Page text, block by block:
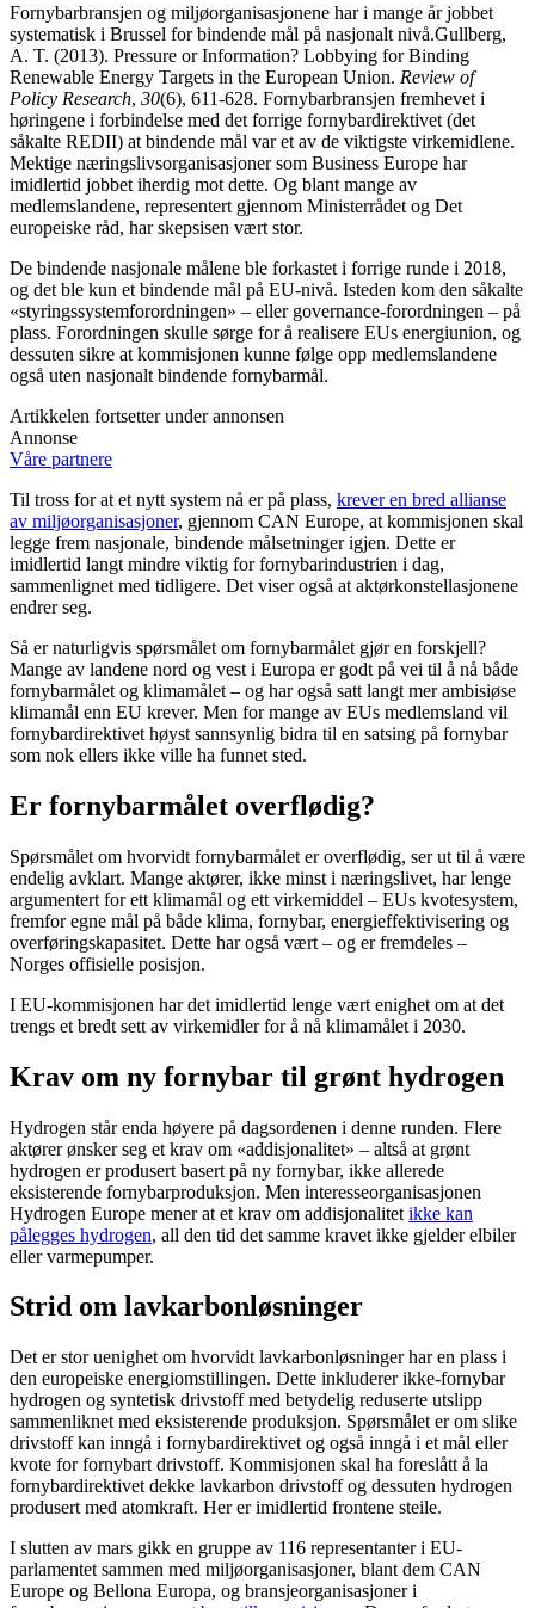
Fornybarbransjen og miljøorganisasjonene har i mange år jobbet
systematisk i Brussel for bindende mål på nasjonalt nivå.Gullberg,
A. T. (2013). Pressure or Information? Lobbying for Binding
Renewable Energy Targets in the European Union. Review of
Policy Research, 30(6), 611-628. Fornybarbransjen fremhevet i
høringene i forbindelse med det forrige fornybardirektivet (det
såkalte REDII) at bindende mål var et av de viktigste virkemidlene.
Mektige næringslivsorganisasjoner som Business Europe har
imidlertid jobbet iherdig mot dette. Og blant mange av
medlemslandene, representert gjennom Ministerrådet og Det
europeiske råd, har skepsisen vært stor.
De bindende nasjonale målene ble forkastet i forrige runde i 2018,
og det ble kun et bindende mål på EU-nivå. Isteden kom den såkalte
«styringssystemforordningen» – eller governance-forordningen – på
plass. Forordningen skulle sørge for å realisere EUs energiunion, og
dessuten sikre at kommisjonen kunne følge opp medlemslandene
også uten nasjonalt bindende fornybarmål.
Artikkelen fortsetter under annonsen
Annonse
Våre partnere
Til tross for at et nytt system nå er på plass, krever en bred allianse
av miljøorganisasjoner, gjennom CAN Europe, at kommisjonen skal
legge frem nasjonale, bindende målsetninger igjen. Dette er
imidlertid langt mindre viktig for fornybarindustrien i dag,
sammenlignet med tidligere. Det viser også at aktørkonstellasjonene
endrer seg.
Så er naturligvis spørsmålet om fornybarmålet gjør en forskjell?
Mange av landene nord og vest i Europa er godt på vei til å nå både
fornybarmålet og klimamålet – og har også satt langt mer ambisiøse
klimamål enn EU krever. Men for mange av EUs medlemsland vil
fornybardirektivet høyst sannsynlig bidra til en satsing på fornybar
som nok ellers ikke ville ha funnet sted.
Er fornybarmålet overflødig?
Spørsmålet om hvorvidt fornybarmålet er overflødig, ser ut til å være
endelig avklart. Mange aktører, ikke minst i næringslivet, har lenge
argumentert for ett klimamål og ett virkemiddel – EUs kvotesystem,
fremfor egne mål på både klima, fornybar, energieffektivisering og
overføringskapasitet. Dette har også vært – og er fremdeles –
Norges offisielle posisjon.
I EU-kommisjonen har det imidlertid lenge vært enighet om at det
trengs et bredt sett av virkemidler for å nå klimamålet i 2030.
Krav om ny fornybar til grønt hydrogen
Hydrogen står enda høyere på dagsordenen i denne runden. Flere
aktører ønsker seg et krav om «addisjonalitet» – altså at grønt
hydrogen er produsert basert på ny fornybar, ikke allerede
eksisterende fornybarproduksjon. Men interesseorganisasjonen
Hydrogen Europe mener at et krav om addisjonalitet ikke kan
pålegges hydrogen, all den tid det samme kravet ikke gjelder elbiler
eller varmepumper.
Strid om lavkarbonløsninger
Det er stor uenighet om hvorvidt lavkarbonløsninger har en plass i
den europeiske energiomstillingen. Dette inkluderer ikke-fornybar
hydrogen og syntetisk drivstoff med betydelig reduserte utslipp
sammenliknet med eksisterende produksjon. Spørsmålet er om slike
drivstoff kan inngå i fornybardirektivet og også inngå i et mål eller
kvote for fornybart drivstoff. Kommisjonen skal ha foreslått å la
fornybardirektivet dekke lavkarbon drivstoff og dessuten hydrogen
produsert med atomkraft. Her er imidlertid frontene steile.
I slutten av mars gikk en gruppe av 116 representanter i EU-
parlamentet sammen med miljøorganisasjoner, blant dem CAN
Europe og Bellona Europa, og bransjeorganisasjoner i